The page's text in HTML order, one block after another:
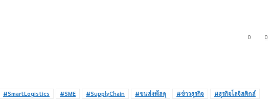
0
0
#SmartLogistics #SME #SupplyChain #ขนส่งพัสดุ #ข่าวธุรกิจ
#ธุรกิจโลจิสติกส์